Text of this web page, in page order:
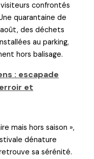
confrontés
quarantaine de
des déchets
au parking,
hors balisage.
: escapade
et
mais hors saison »,
dénature
sa sérénité.